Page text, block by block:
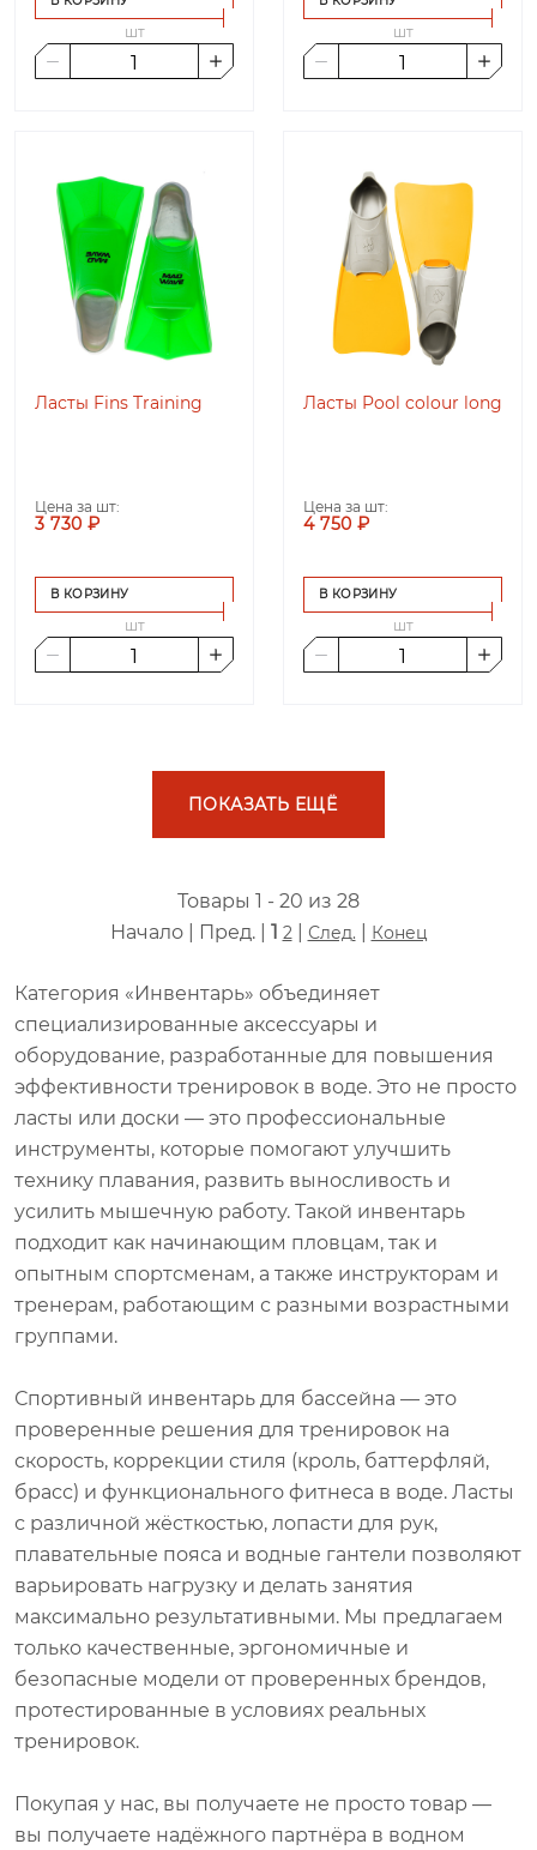
шт шт
Ласты Fins Training
Цена за шт:
3 730 ₽
В КОРЗИНУ
шт
Ласты Pool colour long
Цена за шт:
4 750 ₽
В КОРЗИНУ
шт
ПОКАЗАТЬ ЕЩЁ
Товары 1 - 20 из 28
Начало | Пред. | 1 2 | След. | Конец
Категория «Инвентарь» объединяет
специализированные аксессуары и
оборудование, разработанные для повышения
эффективности тренировок в воде. Это не просто
ласты или доски — это профессиональные
инструменты, которые помогают улучшить
технику плавания, развить выносливость и
усилить мышечную работу. Такой инвентарь
подходит как начинающим пловцам, так и
опытным спортсменам, а также инструкторам и
тренерам, работающим с разными возрастными
группами.
Спортивный инвентарь для бассейна — это
проверенные решения для тренировок на
скорость, коррекции стиля (кроль, баттерфляй,
брасс) и функционального фитнеса в воде. Ласты
с различной жёсткостью, лопасти для рук,
плавательные пояса и водные гантели позволяют
варьировать нагрузку и делать занятия
максимально результативными. Мы предлагаем
только качественные, эргономичные и
безопасные модели от проверенных брендов,
протестированные в условиях реальных
тренировок.
Покупая у нас, вы получаете не просто товар —
вы получаете надёжного партнёра в водном